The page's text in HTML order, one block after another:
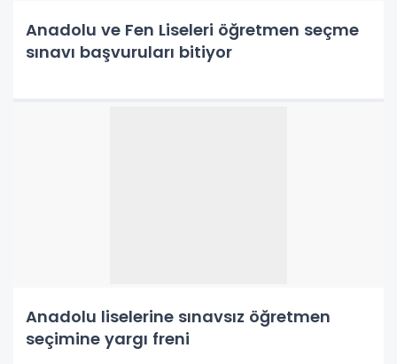
Anadolu ve Fen Liseleri öğretmen seçme
sınavı başvuruları bitiyor
Anadolu liselerine sınavsız öğretmen
seçimine yargı freni